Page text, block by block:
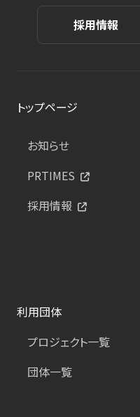
採用情報
トップページ
お知らせ
PRTIMES
採用情報
利用団体
プロジェクト一覧
団体一覧